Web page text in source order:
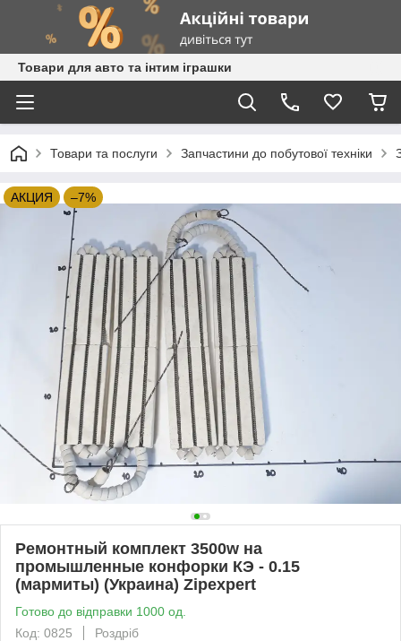
Товари для авто та інтим іграшки
Товари та послуги Запчастини до побутової техніки
АКЦИЯ –7%
Ремонтный комплект 3500w на
промышленные конфорки КЭ - 0.15
(мармиты) (Украина) Zipexpert
Готово до відправки 1000 од.
Код: 0825
Роздріб